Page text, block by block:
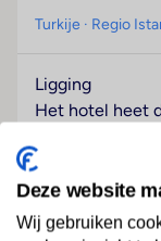
Turkije · Regio
Ligging
Het hotel heet
Hotelfaciliteiten
Het
alle vragen
en een
Deze website
Wij gebruiken